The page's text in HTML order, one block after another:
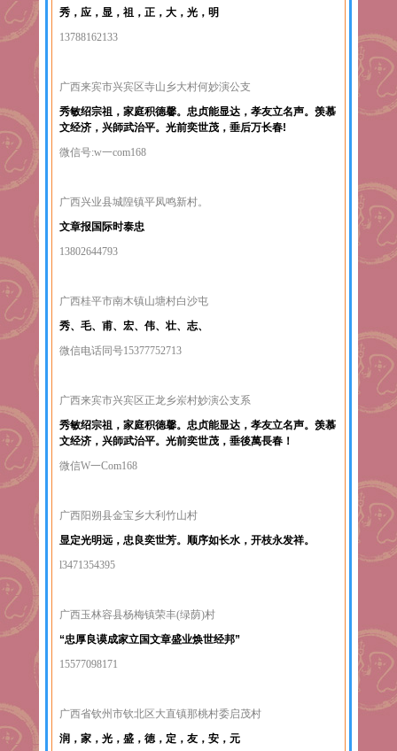
秀，应，显，祖，正，大，光，明
13788162133
广西来宾市兴宾区寺山乡大村何妙演公支
秀敏绍宗祖，家庭积德馨。忠贞能显达，孝友立名声。羡慕
文经济，兴師武治平。光前奕世茂，垂后万长春!
微信号:w一com168
广西兴业县城隍镇平凤鸣新村。
文章报国际时泰忠
13802644793
广西桂平市南木镇山塘村白沙屯
秀、毛、甫、宏、伟、壮、志、
微信电话同号15377752713
广西来宾市兴宾区正龙乡岽村妙演公支系
秀敏绍宗祖，家庭积德馨。忠贞能显达，孝友立名声。羡慕
文经济，兴師武治平。光前奕世茂，垂後萬長春！
微信W一Com168
广西阳朔县金宝乡大利竹山村
显定光明远，忠良奕世芳。顺序如长水，开枝永发祥。
l3471354395
广西玉林容县杨梅镇荣丰(绿荫)村
“忠厚良谟成家立国文章盛业焕世经邦”
15577098171
广西省钦州市钦北区大直镇那桃村委启茂村
润，家，光，盛，徳，定，友，安，元